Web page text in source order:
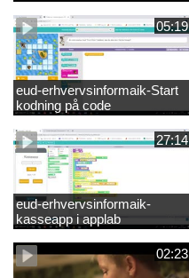
05:19
eud-erhvervsinformaik-Start
kodning på code
27:14
eud-erhvervsinformaik-
kasseapp i applab
02:23